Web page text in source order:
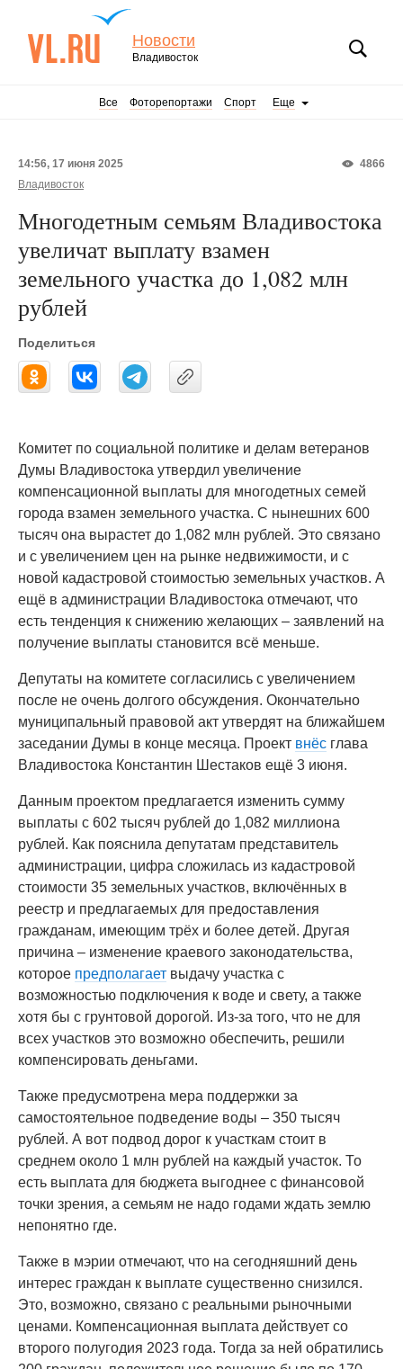
Новости
Владивосток
Все Фоторепортажи Спорт Еще
4866
14:56, 17 июня 2025
Владивосток
Многодетным семьям Владивостока
увеличат выплату взамен
земельного участка до 1,082 млн
рублей
Поделиться
Комитет по социальной политике и делам ветеранов
Думы Владивостока утвердил увеличение
компенсационной выплаты для многодетных семей
города взамен земельного участка. С нынешних 600
тысяч она вырастет до 1,082 млн рублей. Это связано
и с увеличением цен на рынке недвижимости, и с
новой кадастровой стоимостью земельных участков. А
ещё в администрации Владивостока отмечают, что
есть тенденция к снижению желающих – заявлений на
получение выплаты становится всё меньше.
Депутаты на комитете согласились с увеличением
после не очень долгого обсуждения. Окончательно
муниципальный правовой акт утвердят на ближайшем
заседании Думы в конце месяца. Проект внёс глава
Владивостока Константин Шестаков ещё 3 июня.
Данным проектом предлагается изменить сумму
выплаты с 602 тысяч рублей до 1,082 миллиона
рублей. Как пояснила депутатам представитель
администрации, цифра сложилась из кадастровой
стоимости 35 земельных участков, включённых в
реестр и предлагаемых для предоставления
гражданам, имеющим трёх и более детей. Другая
причина – изменение краевого законодательства,
которое предполагает выдачу участка с
возможностью подключения к воде и свету, а также
хотя бы с грунтовой дорогой. Из-за того, что не для
всех участков это возможно обеспечить, решили
компенсировать деньгами.
Также предусмотрена мера поддержки за
самостоятельное подведение воды – 350 тысяч
рублей. А вот подвод дорог к участкам стоит в
среднем около 1 млн рублей на каждый участок. То
есть выплата для бюджета выгоднее с финансовой
точки зрения, а семьям не надо годами ждать землю
непонятно где.
Также в мэрии отмечают, что на сегодняшний день
интерес граждан к выплате существенно снизился.
Это, возможно, связано с реальными рыночными
ценами. Компенсационная выплата действует со
второго полугодия 2023 года. Тогда за ней обратились